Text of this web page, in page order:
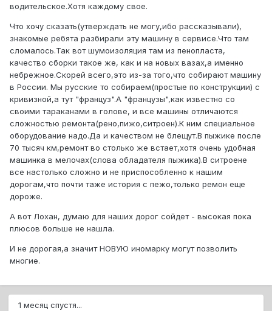
водительское.Хотя каждому свое.
Что хочу сказать(утверждать не могу,ибо рассказывали),
знакомые ребята разбирали эту машину в сервисе.Что там
сломалось.Так вот шумоизоляция там из пенопласта,
качество сборки такое же, как и на новых вазах,а именно
небрежное.Скорей всего,это из-за того,что собирают машину
в России. Мы русские то собираем(простые по конструкции) с
кривизной,а тут "француз".А "французы",как известно со
своими тараканами в голове, и все машины отличаются
сложностью ремонта(рено,пижо,ситроен).К ним специальное
оборудование надо.Да и качеством не блещут.В пыжике после
70 тысяч км,ремонт во столько же встает,хотя очень удобная
машинка в мелочах(слова обладателя пыжика).В ситроене
все настолько сложно и не приспособленно к нашим
дорогам,что почти таже история с пежо,только ремон еще
дороже.
А вот Лохан, думаю для наших дорог сойдет - высокая пока
плюсов больше не нашла.
И не дорогая,а значит НОВУЮ иномарку могут позволить
многие.
1 месяц спустя...